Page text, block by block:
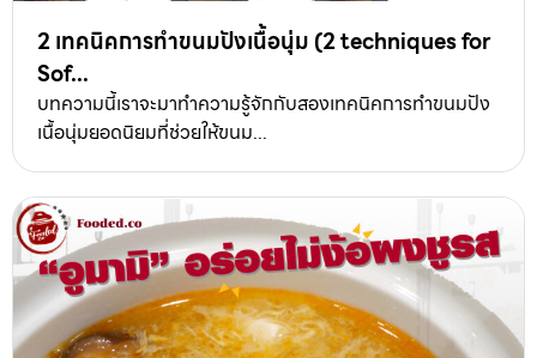
2 เทคนิคการทำขนมปังเนื้อนุ่ม (2 techniques for
Sof...
บทความนี้เราจะมาทำความรู้จักกับสองเทคนิคการทำขนมปัง
เนื้อนุ่มยอดนิยมที่ช่วยให้ขนม...